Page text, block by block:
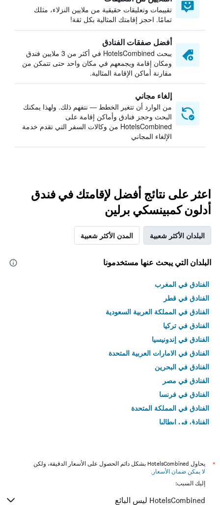
تقييمات وتعليقات حقيقية من ملايين النزلاء، مثلك
تمامًا. احجز إقامتك المثالية بكل ثقة!
أفضل صفقات الفنادق
يبحث HotelsCombined في أكثر من 3 ملايين فندق
ومكان إقامة ويجمعهم في مكان واحد حتى تتمكن من
مقارنة أماكن الإقامة المثالية.
إلغاء مجاني
من الوارد أن تتغير الخطط — نتفهم ذلك. ولهذا يمكنك
البحث وحجز فنادق وأماكن إقامة على
HotelsCombined من وكالات السفر التي تقدم خدمة
الإلغاء المجاني
اعثر على نتائج أفضل لإقامتك في فندق
أدلون كمبينسكي برلين
البلدان الأكثر شعبية المدن الأكثر شعبية
البلدان التي يبحث عنها مستخدمونا
الفنادق في المغرب
الفنادق في قطر
الفنادق في المملكة العربية السعودية
الفنادق في تركيا
الفنادق في إندونيسيا
الفنادق في الامارات العربية المتحدة
الفنادق في البحرين
الفنادق في مصر
الفنادق في فرنسا
الفنادق في المملكة المتحدة
الفنادق في إيطاليا
*
يحاول HotelsCombined بشكل دائم الحصول على الأسعار الدقيقة، ولكن
لا يمكن ضمان الأسعار .
إليك السبب:
HotelsCombined ليس البائع